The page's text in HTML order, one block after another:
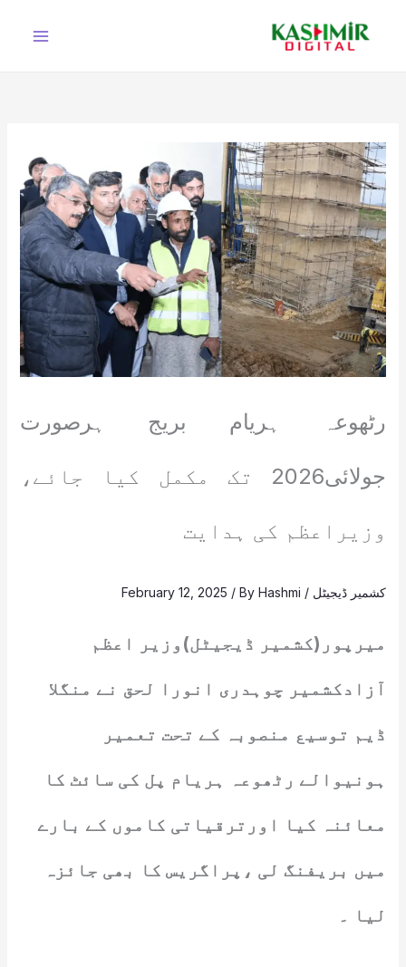
رٹھوعہ ہریام بریج ہرصورت
جولائی2026 تک مکمل کیا جائے،
وزیراعظم کی ہدایت
کشمیر ڈیجیٹل /
February 12, 2025 / ByHashmi
میرپور(کشمیر ڈیجیٹل)وزیر اعظم
آزادکشمیر چوہدری انورا لحق نے منگلا
ڈیم توسیع منصوبہ کے تحت تعمیر
ہونیوالے رٹھوعہ ہریام پل کی سائٹ کا
معائنہ کیا اورترقیاتی کاموں کے بارے
میں بریفنگ لی ،پراگریس کا بھی جائزہ
لیا ۔